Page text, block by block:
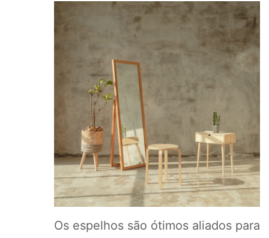
Os espelhos são ótimos aliados para